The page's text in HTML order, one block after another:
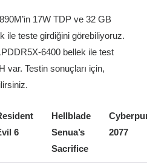
17W TDP ve 32 GB
ile teste girdiğini görebiliyoruz.
6400 bellek ile test
var. Testin sonuçları için,
6
Hellblade
Senua’s
Sacrifice
2077